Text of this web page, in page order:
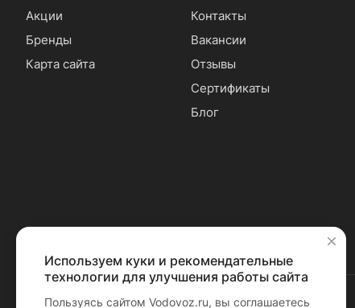
Акции
Бренды
Карта сайта
Контакты
Вакансии
Отзывы
Сертификаты
Блог
✕
Используем куки и рекомендательные
технологии для улучшения работы сайта
Пользуясь сайтом Vodovoz.ru, вы соглашаетесь